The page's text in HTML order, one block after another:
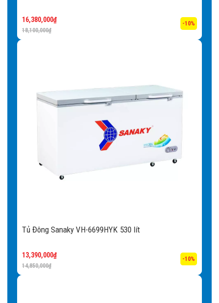
Tủ Đông Sanaky VH-255A2 còn sở
hữu nhiều tiện ích nổi bật khác
Nhờ tích hợp bánh xe bên dưới tủ, người sử dụng sẽ dễ
Giỏ đựng đồ tiện lợi:
Giỏ đựng đồ tách biệt có thể bỏ ra
khi không sử dụng.
18,100,000₫
16,380,000₫
-10%
Tủ Đông Sanaky VH-6699HYK 530 lít
14,850,000₫
13,390,000₫
-10%